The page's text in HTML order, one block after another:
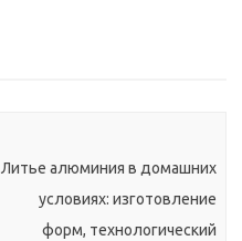
Литье алюминия в домашних
условиях: изготовление
форм, технологический